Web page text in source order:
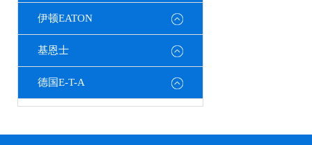
伊顿EATON
基恩士
德国E-T-A